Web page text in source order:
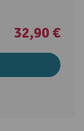
32,90 €